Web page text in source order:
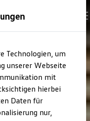
Technologien, um
unserer Webseite
mit
hierbei
Daten für
nur,